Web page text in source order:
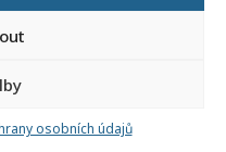
osobních údajů
00 Praha 1
| 2026